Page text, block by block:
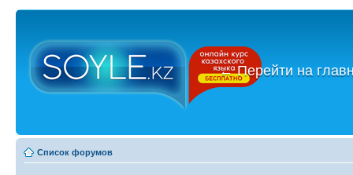
←Перейти на
Список форумов